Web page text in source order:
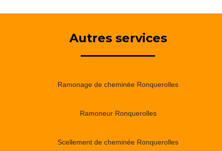
Autres services
Ramonage de cheminée Ronquerolles
Ramoneur Ronquerolles
Scellement de cheminée Ronquerolles